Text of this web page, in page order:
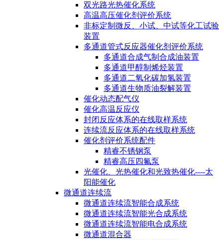
双光路光热催化系统
高温高压催化剂评价系统
非标定制微反、小试、中试等化工试验
装置
多通道管式反应器催化剂评价系统
多通道合成气制合成油装置
多通道甲醇制烯烃装置
多通道二氧化碳加氢装置
多通道生物质油裂解装置
催化动态配气仪
催化高温反应仪
封闭反应体系的在线取样系统
连续流反应体系的在线取样系统
催化剂评价系统配件
精睿不锈钢泵
精睿高压四氟泵
光催化、光热催化和光致热催化----太
阳能催化
微通道连续流
微通道连续流智能合成系统
微通道连续流智能光合成系统
微通道连续流智能电合成系统
微通道混合器